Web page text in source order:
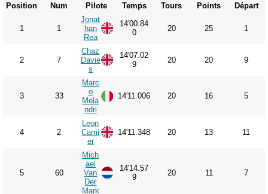
Position Num Pilote Temps Tours Points Départ
1 1
Jonat
han
Rea
14'00.84
0
20 25 1
2 7
Chaz
Davie
s
14'07.02
9
20 20 9
3 33
Marc
o
Mela
ndri
14'11.006 20 16 5
4 2
Leon
Cami
er
14'11.348 20 13 11
5 60
Mich
ael
Van
Der
Mark
14'14.57
9
20 11 7